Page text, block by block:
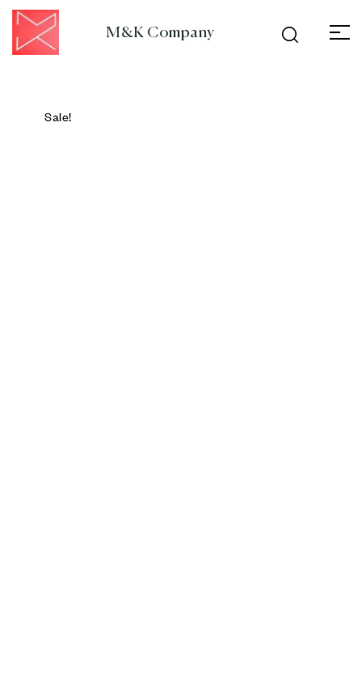
M&K Company
Sale!